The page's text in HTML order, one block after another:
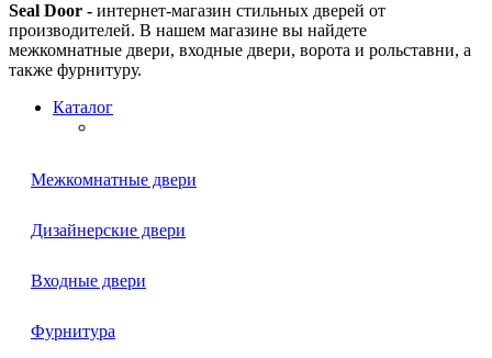
Seal Door - интернет-магазин стильных дверей от
производителей. В нашем магазине вы найдете
межкомнатные двери, входные двери, ворота и рольставни, а
также фурнитуру.
Каталог
Межкомнатные двери
Дизайнерские двери
Входные двери
Фурнитура